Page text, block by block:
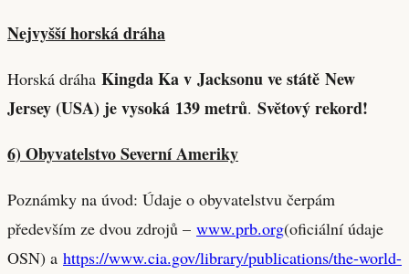
Nejvyšší horská dráha
Horská dráha Kingda Ka v Jacksonu ve státě New
Jersey (USA) je vysoká 139 metrů. Světový rekord!
6) Obyvatelstvo Severní Ameriky
Poznámky na úvod: Údaje o obyvatelstvu čerpám
především ze dvou zdrojů – www.prb.org(oficiální údaje
OSN) a https://www.cia.gov/library/publications/the-world-